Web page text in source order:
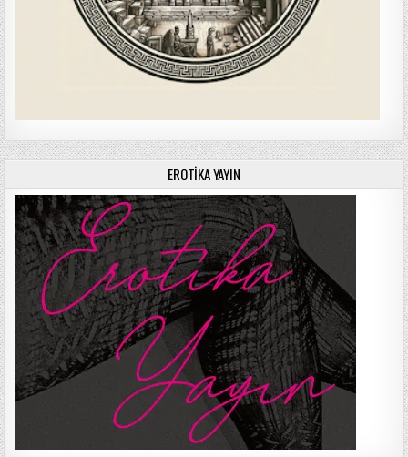
EROTIKA YAYIN